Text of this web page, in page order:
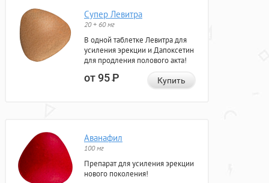
Супер Левитра
20 + 60 мг
В одной таблетке Левитра для
усиления эрекции и Дапоксетин
для продления полового акта!
от 95Р Купить
Аванафил
100 мг
Препарат для усиления эрекции
нового поколения!